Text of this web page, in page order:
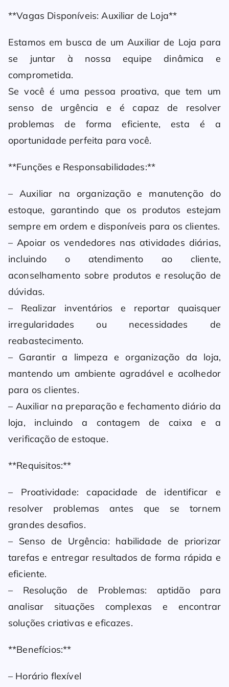
**Vagas Disponíveis: Auxiliar de Loja**
Estamos em busca de um Auxiliar de Loja para
se juntar à nossa equipe dinâmica e
comprometida.
Se você é uma pessoa proativa, que tem um
senso de urgência e é capaz de resolver
problemas de forma eficiente, esta é a
oportunidade perfeita para você.
**Funções e Responsabilidades:**
– Auxiliar na organização e manutenção do
estoque, garantindo que os produtos estejam
sempre em ordem e disponíveis para os clientes.
– Apoiar os vendedores nas atividades diárias,
incluindo o atendimento ao cliente,
aconselhamento sobre produtos e resolução de
dúvidas.
– Realizar inventários e reportar quaisquer
irregularidades ou necessidades de
reabastecimento.
– Garantir a limpeza e organização da loja,
mantendo um ambiente agradável e acolhedor
para os clientes.
– Auxiliar na preparação e fechamento diário da
loja, incluindo a contagem de caixa e a
verificação de estoque.
**Requisitos:**
– Proatividade: capacidade de identificar e
resolver problemas antes que se tornem
grandes desafios.
– Senso de Urgência: habilidade de priorizar
tarefas e entregar resultados de forma rápida e
eficiente.
– Resolução de Problemas: aptidão para
analisar situações complexas e encontrar
soluções criativas e eficazes.
**Benefícios:**
– Horário flexível